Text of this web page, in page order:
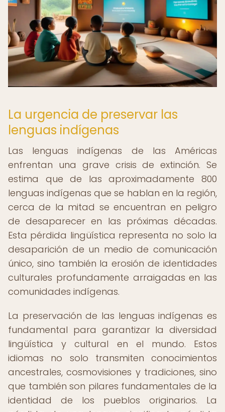
La urgencia de preservar las
lenguas indígenas
Las lenguas indígenas de las Américas
enfrentan una grave crisis de extinción. Se
estima que de las aproximadamente 800
lenguas indígenas que se hablan en la región,
cerca de la mitad se encuentran en peligro
de desaparecer en las próximas décadas.
Esta pérdida lingüística representa no solo la
desaparición de un medio de comunicación
único, sino también la erosión de identidades
culturales profundamente arraigadas en las
comunidades indígenas.
La preservación de las lenguas indígenas es
fundamental para garantizar la diversidad
lingüística y cultural en el mundo. Estos
idiomas no solo transmiten conocimientos
ancestrales, cosmovisiones y tradiciones, sino
que también son pilares fundamentales de la
identidad de los pueblos originarios. La